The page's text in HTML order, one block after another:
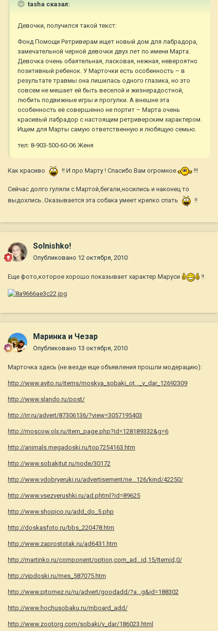
tasha сказал:
Девочки, получился такой текст:
Фонд Помощи Ретриверам ищет новый дом для лабрадора,
замечательной черной девочки двух лет по имени Марта.
Девочка очень обаятельная, ласковая, нежная, невероятно
позитивный ребенок. У Марточки есть особенность – в
результате травмы она лишилась одного глазика, но это
совсем не мешает ей быть веселой и жизнерадостной,
любить подвижные игры и прогулки. А внешне эта
особенность её совершенно не портит – Марта очень
красивый лабрадор с настоящим ретриверским характером.
Ищем для Марты самую ответственную и любящую семью.
тел: 8-903-500-60-06 Женя
Как красиво !! И про Марту ! Спасибо Вам огромное !!!
Сейчас долго гуляли с Мартой,бегали,носились и наконец то
выдохлись..Оказывается эта собака умеет крепко спать
!!
Solnishko!
Опубликовано 12 октября, 2010
Еще фото,которое хорошо показывает характер Маруси !!
Маринка и Чезар
Опубликовано 13 октября, 2010
Марточка здесь (не везде еще объявления прошли модерацию):
http://www.avito.ru/items/moskva_sobaki_ot..._v_dar_12692309
http://www.slando.ru/post/
http://irr.ru/advert/87306136/?view=3057195403
http://moscow.olx.ru/item_page.php?Id=128189332&g=6
http://animals.megadoski.ru/top7254163.htm
http://www.sobakitut.ru/node/30172
http://www.vdobryeruki.ru/advertisement/ne...126/kind/42250/
http://www.vsezverushki.ru/ad.phtml?id=89625
http://www.shopico.ru/add_do_5.php
http://doskasfoto.ru/bbs_220478.htm
http://www.zaprostotak.ru/ad6431.htm
http://martinko.ru/component/option,com_ad...id,15/Itemid,0/
http://vipdoski.ru/mes_587075.htm
http://www.pitomez.ru/ru/advert/goodadd/?a...g&id=188302
http://www.hochusobaku.ru/mboard_add/
http://www.zootorg.com/sobaki/v_dar/186023.html